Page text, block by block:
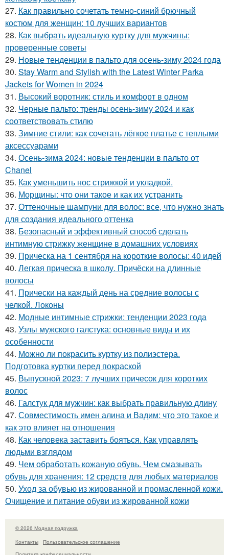
27. Как правильно сочетать темно-синий брючный
костюм для женщин: 10 лучших вариантов
28. Как выбрать идеальную куртку для мужчины:
проверенные советы
29. Новые тенденции в пальто для осень-зиму 2024 года
30. Stay Warm and Stylish with the Latest Winter Parka
Jackets for Women in 2024
31. Высокий воротник: стиль и комфорт в одном
32. Черные пальто: тренды осень-зиму 2024 и как
соответствовать стилю
33. Зимние стили: как сочетать лёгкое платье с теплыми
аксессуарами
34. Осень-зима 2024: новые тенденции в пальто от
Chanel
35. Как уменьшить нос стрижкой и укладкой.
36. Морщины: что они такое и как их устранить
37. Оттеночные шампуни для волос: все, что нужно знать
для создания идеального оттенка
38. Безопасный и эффективный способ сделать
интимную стрижку женщине в домашних условиях
39. Прическа на 1 сентября на короткие волосы: 40 идей
40. Легкая прическа в школу. Причёски на длинные
волосы
41. Прически на каждый день на средние волосы с
челкой. Локоны
42. Модные интимные стрижки: тенденции 2023 года
43. Узлы мужского галстука: основные виды и их
особенности
44. Можно ли покрасить куртку из полиэстера.
Подготовка куртки перед покраской
45. Выпускной 2023: 7 лучших причесок для коротких
волос
46. Галстук для мужчин: как выбрать правильную длину
47. Совместимость имен алина и Вадим: что это такое и
как это влияет на отношения
48. Как человека заставить бояться. Как управлять
людьми взглядом
49. Чем обработать кожаную обувь. Чем смазывать
обувь для хранения: 12 средств для любых материалов
50. Уход за обувью из жированной и промасленной кожи.
Очищение и питание обуви из жированной кожи
© 2026 Модная подружка
Контакты
Пользовательское соглашение